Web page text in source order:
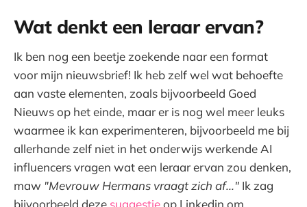
Wat denkt een leraar ervan?
Ik ben nog een beetje zoekende naar een format
voor mijn nieuwsbrief! Ik heb zelf wel wat behoefte
aan vaste elementen, zoals bijvoorbeeld Goed
Nieuws op het einde, maar er is nog wel meer leuks
waarmee ik kan experimenteren, bijvoorbeeld me bij
allerhande zelf niet in het onderwijs werkende AI
influencers vragen wat een leraar ervan zou denken,
maw "Mevrouw Hermans vraagt zich af..." Ik zag
bijvoorbeeld deze suggestieop Linkedin om